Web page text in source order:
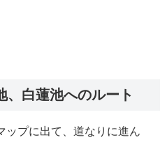
、白蓮池へのルート
ップに出て、道なりに進ん